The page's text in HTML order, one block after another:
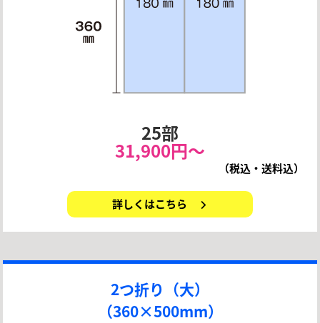
25部
31,900円〜
（税込・送料込）
詳しくはこちら
2つ折り（大）
（360×500mm）